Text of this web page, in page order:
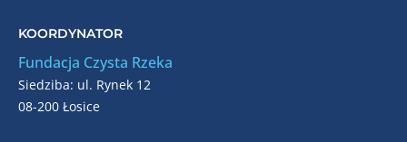
KOORDYNATOR
Fundacja Czysta Rzeka
Siedziba: ul. Rynek 12
08-200 Łosice